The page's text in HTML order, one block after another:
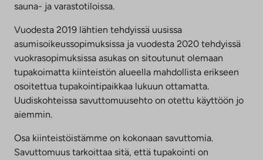
sauna- ja varastotiloissa.
Vuodesta 2019 lähtien tehdyissä uusissa
asumisoikeussopimuksissa ja vuodesta 2020 tehdyissä
vuokrasopimuksissa asukas on sitoutunut olemaan
tupakoimatta kiinteistön alueella mahdollista erikseen
osoitettua tupakointipaikkaa lukuun ottamatta.
Uudiskohteissa savuttomuusehto on otettu käyttöön jo
aiemmin.
Osa kiinteistöistämme on kokonaan savuttomia.
Savuttomuus tarkoittaa sitä, että tupakointi on